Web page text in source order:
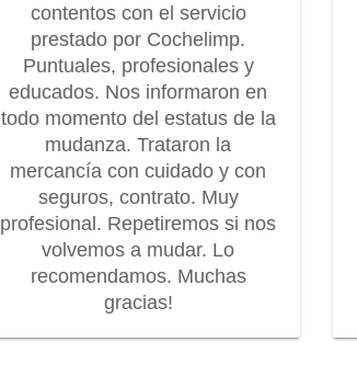
contentos con el servicio
prestado por Cochelimp.
Puntuales, profesionales y
educados. Nos informaron en
todo momento del estatus de la
mudanza. Trataron la
mercancía con cuidado y con
seguros, contrato. Muy
profesional. Repetiremos si nos
volvemos a mudar. Lo
recomendamos. Muchas
gracias!